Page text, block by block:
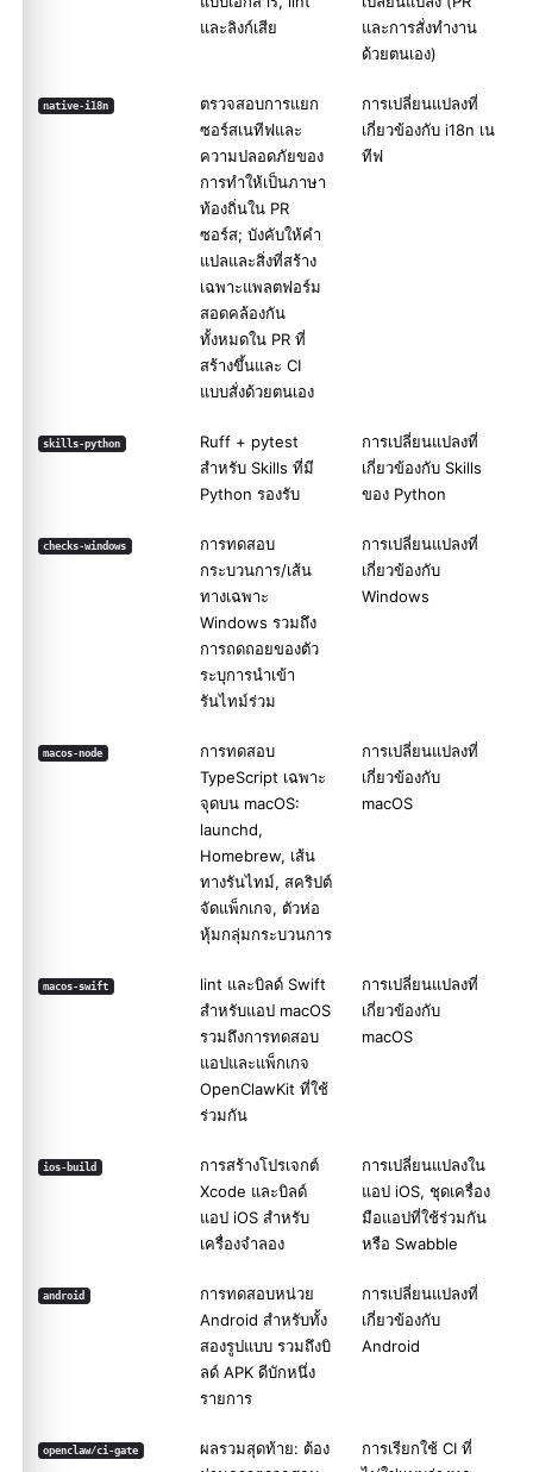
และลิงก์เสีย
และการสั่งทำงาน
ด้วยตนเอง)
native-i18n
ตรวจสอบการแยก
ซอร์สเนทีฟและ
ความปลอดภัยของ
การทำให้เป็นภาษา
ท้องถิ่นใน PR
ซอร์ส; บังคับให้คำ
แปลและสิ่งที่สร้าง
เฉพาะแพลตฟอร์ม
สอดคล้องกัน
ทั้งหมดใน PR ที่
สร้างขึ้นและ CI
แบบสั่งด้วยตนเอง
การเปลี่ยนแปลงที่
เกี่ยวข้องกับ i18n เน
ทีฟ
skills-python
Ruff + pytest
สำหรับ Skills ที่มี
Python รองรับ
การเปลี่ยนแปลงที่
เกี่ยวข้องกับ Skills
ของ Python
checks-windows
การทดสอบ
กระบวนการ/เส้น
ทางเฉพาะ
Windows รวมถึง
การถดถอยของตัว
ระบุการนำเข้า
รันไทม์ร่วม
การเปลี่ยนแปลงที่
เกี่ยวข้องกับ
Windows
macos-node
การทดสอบ
TypeScript เฉพาะ
จุดบน macOS:
launchd,
Homebrew, เส้น
ทางรันไทม์, สคริปต์
จัดแพ็กเกจ, ตัวห่อ
หุ้มกลุ่มกระบวนการ
การเปลี่ยนแปลงที่
เกี่ยวข้องกับ
macOS
macos-swift
lint และบิลด์ Swift
สำหรับแอป macOS
รวมถึงการทดสอบ
แอปและแพ็กเกจ
OpenClawKit ที่ใช้
ร่วมกัน
การเปลี่ยนแปลงที่
เกี่ยวข้องกับ
macOS
ios-build
การสร้างโปรเจกต์
Xcode และบิลด์
แอป iOS สำหรับ
เครื่องจำลอง
การเปลี่ยนแปลงใน
แอป iOS, ชุดเครื่อง
มือแอปที่ใช้ร่วมกัน
หรือ Swabble
android
การทดสอบหน่วย
Android สำหรับทั้ง
สองรูปแบบ รวมถึงบิ
ลด์ APK ดีบักหนึ่ง
รายการ
การเปลี่ยนแปลงที่
เกี่ยวข้องกับ
Android
openclaw/ci-gate
ผลรวมสุดท้าย: ต้อง
การเรียกใช้ CI ที่